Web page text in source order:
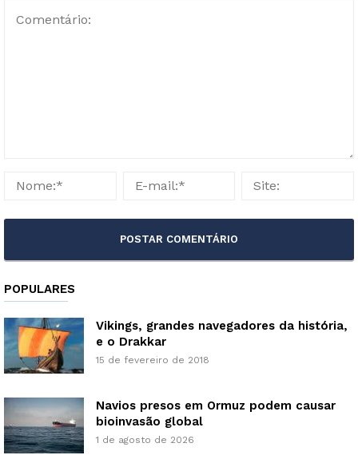
POPULARES
Vikings, grandes navegadores da história,
e o Drakkar
15 de fevereiro de 2018
Navios presos em Ormuz podem causar
bioinvasão global
1 de agosto de 2026